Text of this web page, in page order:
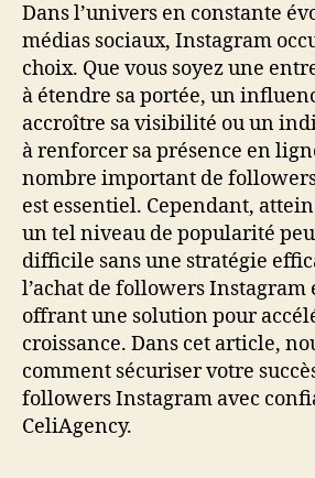
Dans l’univers en constante
médias sociaux, Instagram
choix. Que vous soyez une
à étendre sa portée, un
accroître sa visibilité ou un
à renforcer sa présence en
nombre important de
est essentiel. Cependant,
un tel niveau de popularité
difficile sans une stratégie
l’achat de followers Instagram
offrant une solution pour
croissance. Dans cet article,
comment sécuriser votre
followers Instagram avec
CeliAgency.